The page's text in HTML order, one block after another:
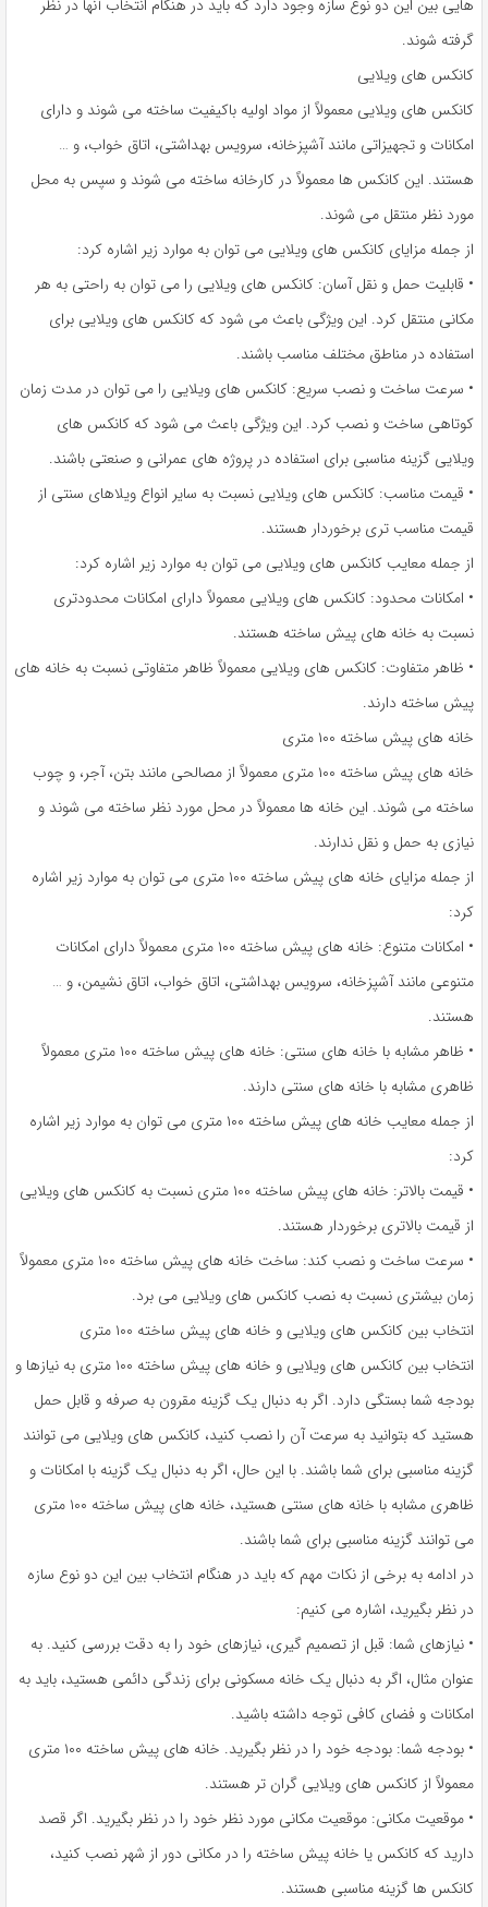
هایی بین این دو نوع سازه وجود دارد که باید در هنگام انتخاب آنها در نظر
گرفته شوند.
کانکس های ویلایی
کانکس های ویلایی معمولاً از مواد اولیه باکیفیت ساخته می شوند و دارای
امکانات و تجهیزاتی مانند آشپزخانه، سرویس بهداشتی، اتاق خواب، و …
هستند. این کانکس ها معمولاً در کارخانه ساخته می شوند و سپس به محل
مورد نظر منتقل می شوند.
از جمله مزایای کانکس های ویلایی می توان به موارد زیر اشاره کرد:
• قابلیت حمل و نقل آسان: کانکس های ویلایی را می توان به راحتی به هر
مکانی منتقل کرد. این ویژگی باعث می شود که کانکس های ویلایی برای
استفاده در مناطق مختلف مناسب باشند.
• سرعت ساخت و نصب سریع: کانکس های ویلایی را می توان در مدت زمان
کوتاهی ساخت و نصب کرد. این ویژگی باعث می شود که کانکس های
ویلایی گزینه مناسبی برای استفاده در پروژه های عمرانی و صنعتی باشند.
• قیمت مناسب: کانکس های ویلایی نسبت به سایر انواع ویلاهای سنتی از
قیمت مناسب تری برخوردار هستند.
از جمله معایب کانکس های ویلایی می توان به موارد زیر اشاره کرد:
• امکانات محدود: کانکس های ویلایی معمولاً دارای امکانات محدودتری
نسبت به خانه های پیش ساخته هستند.
• ظاهر متفاوت: کانکس های ویلایی معمولاً ظاهر متفاوتی نسبت به خانه های
پیش ساخته دارند.
خانه های پیش ساخته ۱۰۰ متری
خانه های پیش ساخته ۱۰۰ متری معمولاً از مصالحی مانند بتن، آجر، و چوب
ساخته می شوند. این خانه ها معمولاً در محل مورد نظر ساخته می شوند و
نیازی به حمل و نقل ندارند.
از جمله مزایای خانه های پیش ساخته ۱۰۰ متری می توان به موارد زیر اشاره
کرد:
• امکانات متنوع: خانه های پیش ساخته ۱۰۰ متری معمولاً دارای امکانات
متنوعی مانند آشپزخانه، سرویس بهداشتی، اتاق خواب، اتاق نشیمن، و …
هستند.
• ظاهر مشابه با خانه های سنتی: خانه های پیش ساخته ۱۰۰ متری معمولاً
ظاهری مشابه با خانه های سنتی دارند.
از جمله معایب خانه های پیش ساخته ۱۰۰ متری می توان به موارد زیر اشاره
کرد:
• قیمت بالاتر: خانه های پیش ساخته ۱۰۰ متری نسبت به کانکس های ویلایی
از قیمت بالاتری برخوردار هستند.
• سرعت ساخت و نصب کند: ساخت خانه های پیش ساخته ۱۰۰ متری معمولاً
زمان بیشتری نسبت به نصب کانکس های ویلایی می برد.
انتخاب بین کانکس های ویلایی و خانه های پیش ساخته ۱۰۰ متری
انتخاب بین کانکس های ویلایی و خانه های پیش ساخته ۱۰۰ متری به نیازها و
بودجه شما بستگی دارد. اگر به دنبال یک گزینه مقرون به صرفه و قابل حمل
هستید که بتوانید به سرعت آن را نصب کنید، کانکس های ویلایی می توانند
گزینه مناسبی برای شما باشند. با این حال، اگر به دنبال یک گزینه با امکانات و
ظاهری مشابه با خانه های سنتی هستید، خانه های پیش ساخته ۱۰۰ متری
می توانند گزینه مناسبی برای شما باشند.
در ادامه به برخی از نکات مهم که باید در هنگام انتخاب بین این دو نوع سازه
در نظر بگیرید، اشاره می کنیم:
• نیازهای شما: قبل از تصمیم گیری، نیازهای خود را به دقت بررسی کنید. به
عنوان مثال، اگر به دنبال یک خانه مسکونی برای زندگی دائمی هستید، باید به
امکانات و فضای کافی توجه داشته باشید.
• بودجه شما: بودجه خود را در نظر بگیرید. خانه های پیش ساخته ۱۰۰ متری
معمولاً از کانکس های ویلایی گران تر هستند.
• موقعیت مکانی: موقعیت مکانی مورد نظر خود را در نظر بگیرید. اگر قصد
دارید که کانکس یا خانه پیش ساخته را در مکانی دور از شهر نصب کنید،
کانکس ها گزینه مناسبی هستند.